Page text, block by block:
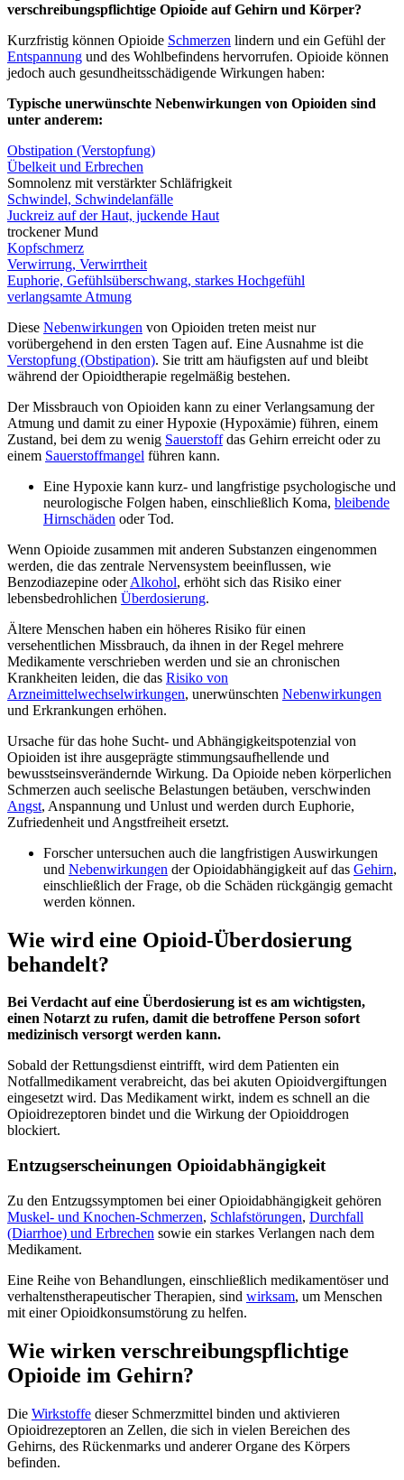
verschreibungspflichtige Opioide auf Gehirn und Körper?
Kurzfristig können Opioide Schmerzen lindern und ein Gefühl der
Entspannung und des Wohlbefindens hervorrufen. Opioide können
jedoch auch gesundheitsschädigende Wirkungen haben:
Typische unerwünschte Nebenwirkungen von Opioiden sind
unter anderem:
Obstipation (Verstopfung)
Übelkeit und Erbrechen
Somnolenz mit verstärkter Schläfrigkeit
Schwindel, Schwindelanfälle
Juckreiz auf der Haut, juckende Haut
trockener Mund
Kopfschmerz
Verwirrung, Verwirrtheit
Euphorie, Gefühlsüberschwang, starkes Hochgefühl
verlangsamte Atmung
Diese Nebenwirkungen von Opioiden treten meist nur
vorübergehend in den ersten Tagen auf. Eine Ausnahme ist die
Verstopfung (Obstipation). Sie tritt am häufigsten auf und bleibt
während der Opioidtherapie regelmäßig bestehen.
Der Missbrauch von Opioiden kann zu einer Verlangsamung der
Atmung und damit zu einer Hypoxie (Hypoxämie) führen, einem
Zustand, bei dem zu wenig Sauerstoffdas Gehirn erreicht oder zu
einem Sauerstoffmangel führen kann.
Eine Hypoxie kann kurz- und langfristige psychologische und
neurologische Folgen haben, einschließlich Koma, bleibende
Hirnschäden oder Tod.
Wenn Opioide zusammen mit anderen Substanzen eingenommen
werden, die das zentrale Nervensystem beeinflussen, wie
Benzodiazepine oderAlkohol, erhöht sich das Risiko einer
lebensbedrohlichen Überdosierung.
Ältere Menschen haben ein höheres Risiko für einen
versehentlichen Missbrauch, da ihnen in der Regel mehrere
Medikamente verschrieben werden und sie an chronischen
Krankheiten leiden, die das Risiko von
Arzneimittelwechselwirkungen, unerwünschten Nebenwirkungen
und Erkrankungen erhöhen.
Ursache für das hohe Sucht- und Abhängigkeitspotenzial von
Opioiden ist ihre ausgeprägte stimmungsaufhellende und
bewusstseinsverändernde Wirkung. Da Opioide neben körperlichen
Schmerzen auch seelische Belastungen betäuben, verschwinden
Angst, Anspannung und Unlust und werden durch Euphorie,
Zufriedenheit und Angstfreiheit ersetzt.
Forscher untersuchen auch die langfristigen Auswirkungen
und Nebenwirkungen der Opioidabhängigkeit auf das Gehirn,
einschließlich der Frage, ob die Schäden rückgängig gemacht
werden können.
Wie wird eine Opioid-Überdosierung
behandelt?
Bei Verdacht auf eine Überdosierung ist es am wichtigsten,
einen Notarzt zu rufen, damit die betroffene Person sofort
medizinisch versorgt werden kann.
Sobald der Rettungsdienst eintrifft, wird dem Patienten ein
Notfallmedikament verabreicht, das bei akuten Opioidvergiftungen
eingesetzt wird. Das Medikament wirkt, indem es schnell an die
Opioidrezeptoren bindet und die Wirkung der Opioiddrogen
blockiert.
Entzugserscheinungen Opioidabhängigkeit
Zu den Entzugssymptomen bei einer Opioidabhängigkeit gehören
Muskel- und Knochen-Schmerzen, Schlafstörungen, Durchfall
(Diarrhoe) und Erbrechen sowie ein starkes Verlangen nach dem
Medikament.
Eine Reihe von Behandlungen, einschließlich medikamentöser und
verhaltenstherapeutischer Therapien, sind wirksam, um Menschen
mit einer Opioidkonsumstörung zu helfen.
Wie wirken verschreibungspflichtige
Opioide im Gehirn?
Die Wirkstoffe dieser Schmerzmittel binden und aktivieren
Opioidrezeptoren an Zellen, die sich in vielen Bereichen des
Gehirns, des Rückenmarks und anderer Organe des Körpers
befinden.